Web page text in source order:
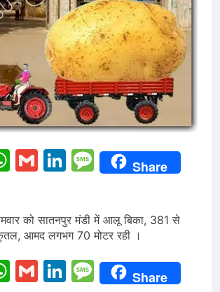
WhatsApp
GmailLinkedIn
Message
Share
को सातनपुर मंडी में आलू बिका, 381 से
आमद लगभग 70 मोटर रही ।
WhatsApp
GmailLinkedIn
Message
Share